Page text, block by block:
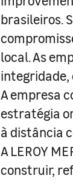
brasileiros.
local. As
integridade,
A empresa
estratégia
à distância
A LEROY
construir,